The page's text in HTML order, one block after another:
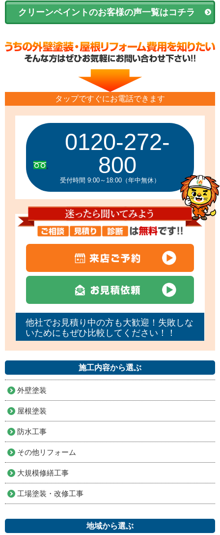
クリーンペイントのお客様の声一覧はコチラ
タップですぐにお電話できます
0120-272-
800
受付時間 9:00～18:00（年中無休）
他社でお見積り中の方も大歓迎！失敗しな
いためにもぜひ比較してください！！
施工内容から選ぶ
外壁塗装
屋根塗装
防水工事
その他リフォーム
大規模修繕工事
工場塗装・改修工事
地域から選ぶ